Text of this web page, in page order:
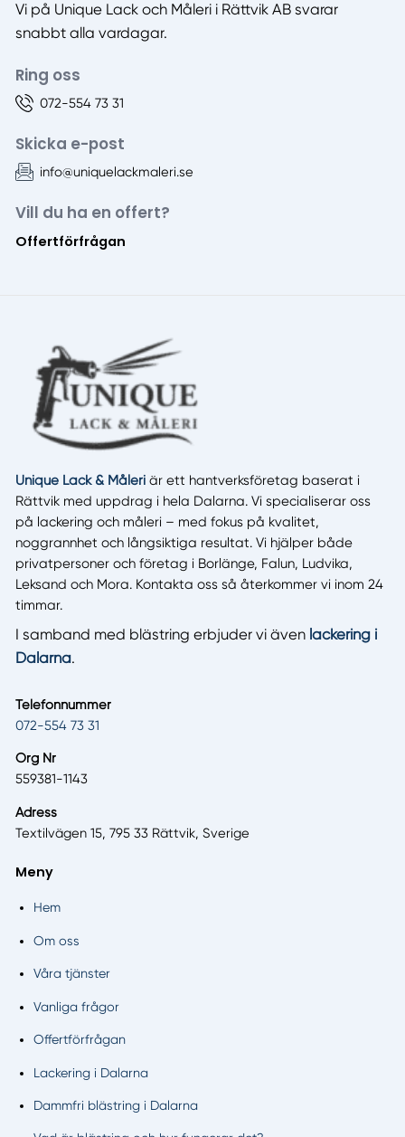
Vi på Unique Lack och Måleri i Rättvik AB svarar
snabbt alla vardagar.
Ring oss
072-554 73 31
Skicka e-post
info@uniquelackmaleri.se
Vill du ha en offert?
Offertförfrågan
Unique Lack & Måleri är ett hantverksföretag baserat i
Rättvik med uppdrag i hela Dalarna. Vi specialiserar oss
på lackering och måleri – med fokus på kvalitet,
noggrannhet och långsiktiga resultat. Vi hjälper både
privatpersoner och företag i Borlänge, Falun, Ludvika,
Leksand och Mora. Kontakta oss så återkommer vi inom 24
timmar.
I samband med blästring erbjuder vi även lackering i
Dalarna.
Telefonnummer
072-554 73 31
Org Nr
559381-1143
Adress
Textilvägen 15, 795 33 Rättvik, Sverige
Meny
Hem
Om oss
Våra tjänster
Vanliga frågor
Offertförfrågan
Lackering i Dalarna
Dammfri blästring i Dalarna